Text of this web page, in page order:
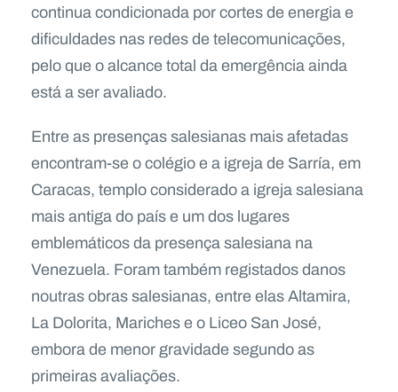
continua condicionada por cortes de energia e
dificuldades nas redes de telecomunicações,
pelo que o alcance total da emergência ainda
está a ser avaliado.
Entre as presenças salesianas mais afetadas
encontram-se o colégio e a igreja de Sarría, em
Caracas, templo considerado a igreja salesiana
mais antiga do país e um dos lugares
emblemáticos da presença salesiana na
Venezuela. Foram também registados danos
noutras obras salesianas, entre elas Altamira,
La Dolorita, Mariches e o Liceo San José,
embora de menor gravidade segundo as
primeiras avaliações.